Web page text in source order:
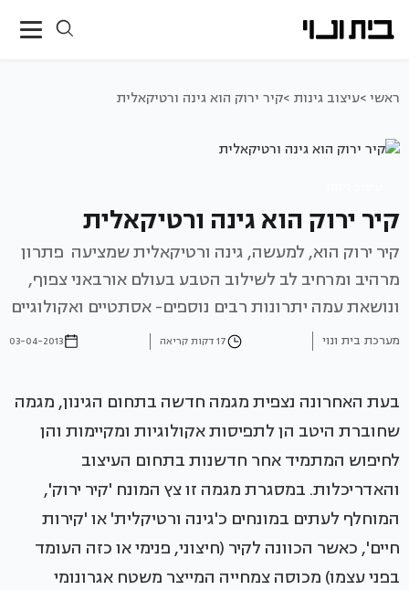
ראשי >עיצוב גינות >קיר ירוק הוא גינה ורטיקאלית
קיר ירוק הוא גינה ורטיקאלית
קיר ירוק הוא, למעשה, גינה ורטיקאלית שמציעה פתרון
מרהיב ומרחיב לב לשילוב הטבע בעולם אורבאני צפוף,
ונושאת עמה יתרונות רבים נוספים- אסתטיים ואקולוגיים
מערכת בית ונוי 17 דקות קריאה 03-04-2013
בעת האחרונה נצפית מגמה חדשה בתחום הגינון, מגמה
שחוברת היטב הן לתפיסות אקולוגיות ומקיימות והן
לחיפוש המתמיד אחר חדשנות בתחום העיצוב
והאדריכלות. במסגרת מגמה זו צץ המונח 'קיר ירוק',
המוחלף לעתים במונחים כ'גינה ורטיקלית' או 'קירות
חיים', כאשר הכוונה לקיר (חיצוני, פנימי או כזה העומד
בפני עצמו) מכוסה צמחייה המייצר משטח אגרונומי